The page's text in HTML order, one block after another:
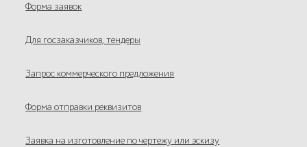
Форма заявок
Для госзаказчиков, тендеры
Запрос коммерческого предложения
Форма отправки реквизитов
Заявка на изготовление по чертежу или эскизу